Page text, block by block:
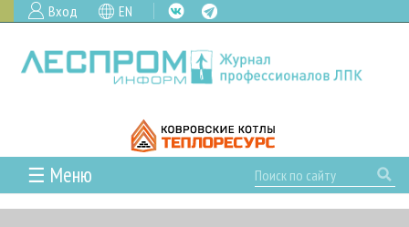
Вход EN
☰ Меню
ГЛАВНАЯ